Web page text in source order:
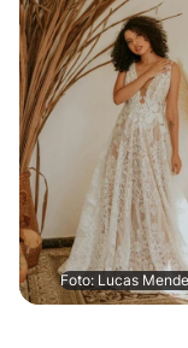
Foto: Lucas